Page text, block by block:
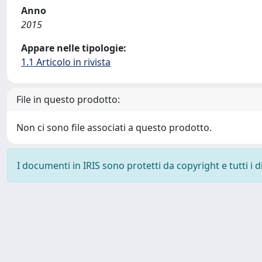
Anno
2015
Appare nelle tipologie:
1.1 Articolo in rivista
File in questo prodotto:
Non ci sono file associati a questo prodotto.
I documenti in IRIS sono protetti da copyright e tutti i